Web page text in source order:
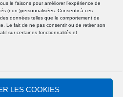
le faisons pour améliorer l’expérience de
(non-)personnalisées. Consentir à ces
données telles que le comportement de
Le fait de ne pas consentir ou de retirer son
sur certaines fonctionnalités et
LES COOKIES